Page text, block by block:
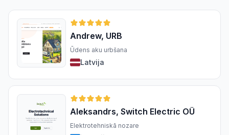
Andrew, URB
Ūdens aku urbšana
Latvija
Aleksandrs, Switch Electric OÜ
Elektrotehniskā nozare